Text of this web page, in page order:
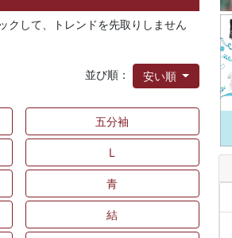
して、トレンドを先取りしません
並び順： 安い順
五分袖
L
青
結